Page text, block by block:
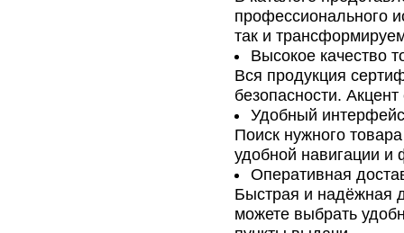
профессионального
так и
Высокое качество
Вся продукция
безопасности.
Удобный
Поиск нужного
удобной навигации и
Оперативная
Быстрая и надёжная
можете выбрать